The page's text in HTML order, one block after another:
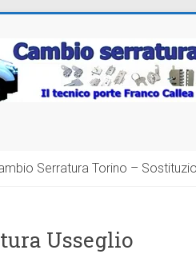
Serratura Torino –
Usseglio